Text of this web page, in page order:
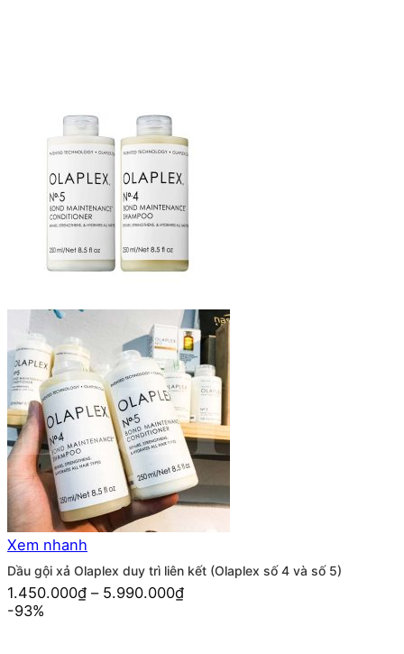
Xem nhanh
Dầu gội xả Olaplex duy trì liên kết (Olaplex số 4 và số 5)
1.450.000₫ – 5.990.000₫
-93%